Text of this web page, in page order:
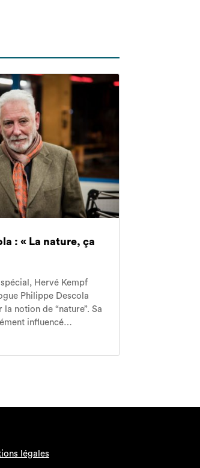
: « La nature, ça
Hervé Kempf
Philippe Descola
notion de “nature”. Sa
influencé…
légales